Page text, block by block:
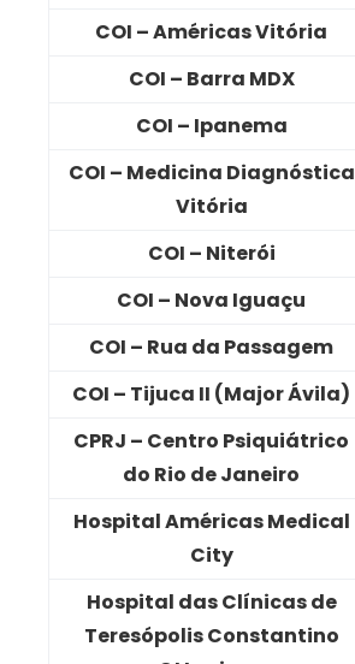
COI – Américas Vitória
COI – Barra MDX
COI – Ipanema
COI – Medicina Diagnóstica
Vitória
COI – Niterói
COI – Nova Iguaçu
COI – Rua da Passagem
COI – Tijuca II (Major Ávila)
CPRJ – Centro Psiquiátrico
do Rio de Janeiro
Hospital Américas Medical
City
Hospital das Clínicas de
Teresópolis Constantino